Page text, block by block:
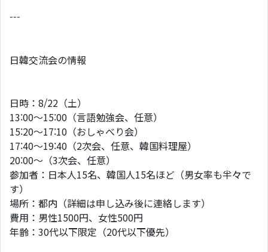
---
日韓交流会の情報
日時：8/22（土）
13:00〜15:00（言語勉強会、任意）
15:20〜17:10（おしゃべり会）
17:40〜19:40（2次会、任意、韓国料理屋）
20:00〜（3次会、任意）
参加者：日本人15名、韓国人15名ほど（男女率も半々で
す）
場所：都内（詳細は申し込み後に連絡します）
費用：男性1500円、女性500円
年齢：30代以下限定（20代以下優先）